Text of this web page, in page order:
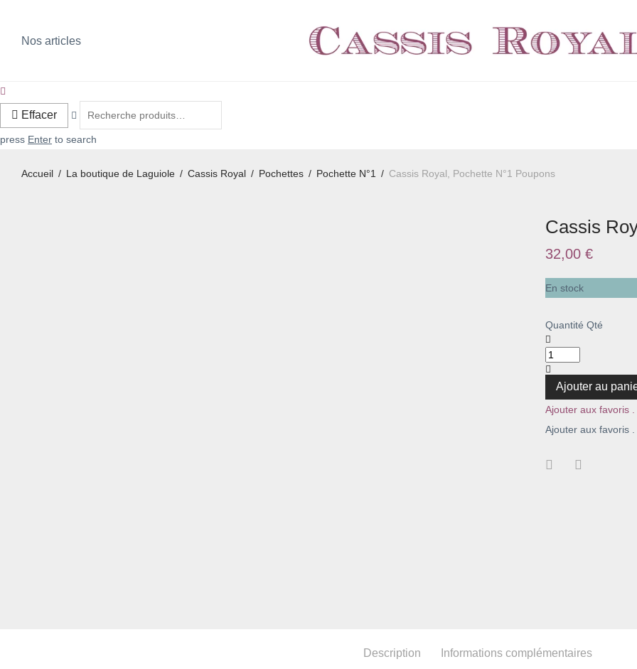
Nos articles
Effacer
press Enter to search
Accueil / La boutique de Laguiole / Cassis Royal / Pochettes / Pochette N°1 / Cassis Royal, Pochette N°1 Poupons
Cassis
32,00 €
En stock
Quantité Qté
Ajouter au
Ajouter aux favoris .
Ajouter aux favoris .
Description Informations complémentaires